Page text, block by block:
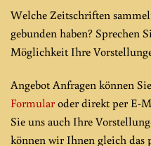
Welche Zeitschriften
gebunden haben? Sprechen
Möglichkeit Ihre
Angebot Anfragen können
Formularoder direkt per E-
Sie uns auch Ihre
können wir Ihnen gleich das